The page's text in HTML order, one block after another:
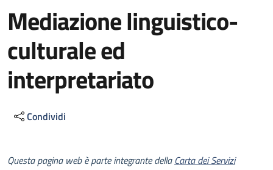
Mediazione linguistico-
culturale ed
interpretariato
Condividi
Descrizione
Questa pagina web è parte integrante dellaCarta dei Servizi